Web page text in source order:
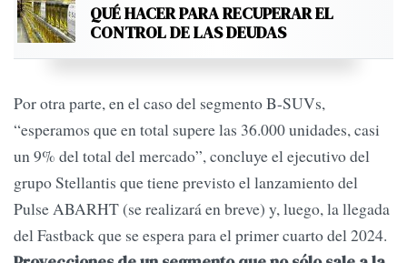
QUÉ HACER PARA RECUPERAR EL
CONTROL DE LAS DEUDAS
Por otra parte, en el caso del segmento B-SUVs,
“esperamos que en total supere las 36.000 unidades, casi
un 9% del total del mercado”, concluye el ejecutivo del
grupo Stellantis que tiene previsto el lanzamiento del
Pulse ABARHT (se realizará en breve) y, luego, la llegada
del Fastback que se espera para el primer cuarto del 2024.